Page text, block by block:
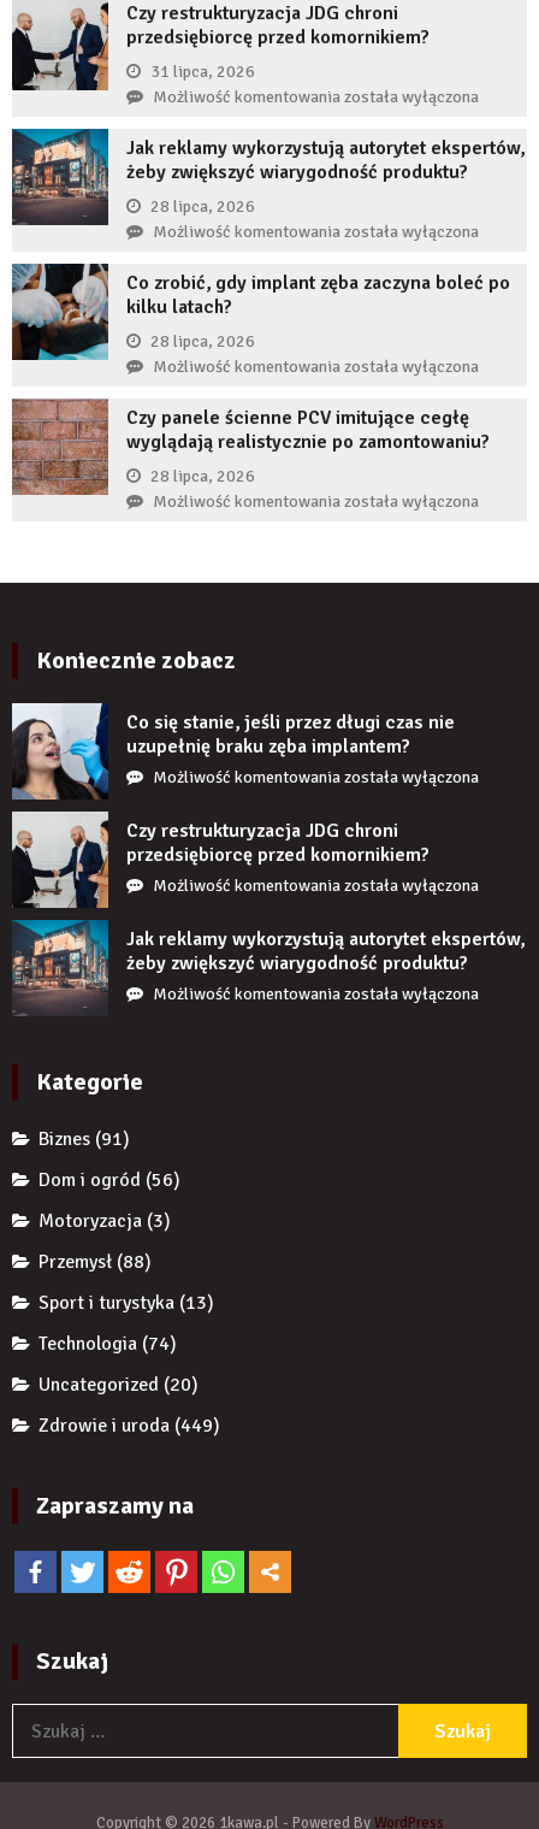
stanie,
jeśli
długi
uzupełnię
implantem?
Czy restrukturyzacja JDG chroni
przedsiębiorcę przed komornikiem?
31 lipca, 2026
Możliwość komentowaniaCzy
JDG
chroni
przed
komornikiem?
została wyłączona
Jak reklamy wykorzystują autorytet ekspertów,
żeby zwiększyć wiarygodność produktu?
28 lipca, 2026
Możliwość komentowaniaJak
wykorzystują
żeby
zwiększyć
wiarygodność
produktu?
została wyłączona
Co zrobić, gdy implant zęba zaczyna boleć po
kilku latach?
28 lipca, 2026
Możliwość komentowaniaCo
gdy
implant
zaczyna
została wyłączona
Czy panele ścienne PCV imitujące cegłę
wyglądają realistycznie po zamontowaniu?
28 lipca, 2026
Możliwość komentowaniaCzy
zamontowaniu?
została wyłączona
Koniecznie zobacz
Co się stanie, jeśli przez długi czas nie
uzupełnię braku zęba implantem?
Możliwość komentowaniaCo
stanie,
jeśli
przez
czas
nie
uzupełnię
braku
została wyłączona
Czy restrukturyzacja JDG chroni
przedsiębiorcę przed komornikiem?
Możliwość komentowaniaCzy
JDG
chroni
przedsiębiorcę
została wyłączona
Jak reklamy wykorzystują autorytet ekspertów,
żeby zwiększyć wiarygodność produktu?
Możliwość komentowaniaJak
została wyłączona
Kategorie
Biznes (91)
Dom i ogród (56)
Motoryzacja (3)
Przemysł (88)
Sport i turystyka (13)
Technologia (74)
Uncategorized (20)
Zdrowie i uroda (449)
Zapraszamy na
Szukaj
Copyright © 2026 1kawa.pl - Powered ByWordPress